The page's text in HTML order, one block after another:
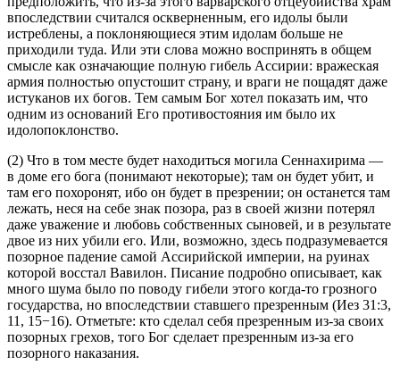
впоследствии считался оскверненным, его идолы были
истреблены, а поклоняющиеся этим идолам больше не
приходили туда. Или эти слова можно воспринять в общем
смысле как означающие полную гибель Ассирии: вражеская
армия полностью опустошит страну, и враги не пощадят даже
истуканов их богов. Тем самым Бог хотел показать им, что
одним из оснований Его противостояния им было их
идолопоклонство.
(2) Что в том месте будет находиться могила Сеннахирима —
в доме его бога (понимают некоторые); там он будет убит, и
там его похоронят, ибо он будет в презрении; он останется там
лежать, неся на себе знак позора, раз в своей жизни потерял
даже уважение и любовь собственных сыновей, и в результате
двое из них убили его. Или, возможно, здесь подразумевается
позорное падение самой Ассирийской империи, на руинах
которой восстал Вавилон. Писание подробно описывает, как
много шума было по поводу гибели этого когда-то грозного
государства, но впоследствии ставшего презренным (Иез 31:3,
11, 15−16). Отметьте: кто сделал себя презренным из-за своих
позорных грехов, того Бог сделает презренным из-за его
позорного наказания.